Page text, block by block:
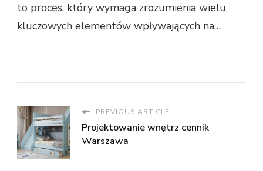
to proces, który wymaga zrozumienia wielu
kluczowych elementów wpływających na…
PREVIOUS ARTICLE
Projektowanie wnętrz cennik
Warszawa